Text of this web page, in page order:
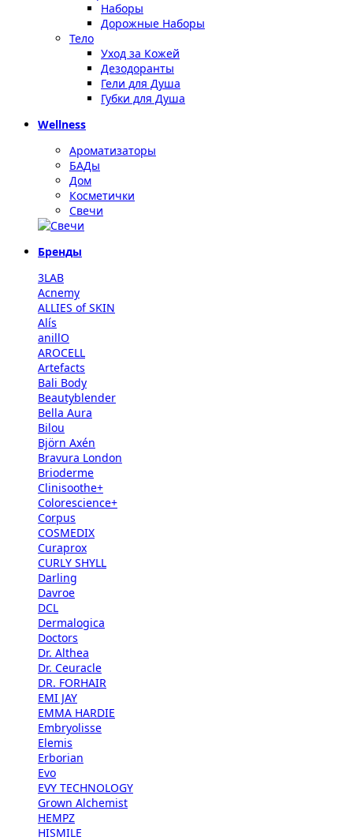
Наборы
Дорожные Наборы
Тело
Уход за Кожей
Дезодоранты
Гели для Душа
Губки для Душа
Wellness
Ароматизаторы
БАДы
Дом
Косметички
Свечи
Бренды
3LAB
Acnemy
ALLIES of SKIN
Alís
anillO
AROCELL
Artefacts
Bali Body
Beautyblender
Bella Aura
Bilou
Björn Axén
Bravura London
Brioderme
Clinisoothe+
Colorescience+
Corpus
COSMEDIX
Curaprox
CURLY SHYLL
Darling
Davroe
DCL
Dermalogica
Doctors
Dr. Althea
Dr. Ceuracle
DR. FORHAIR
EMI JAY
EMMA HARDIE
Embryolisse
Elemis
Erborian
Evo
EVY TECHNOLOGY
Grown Alchemist
HEMPZ
HISMILE